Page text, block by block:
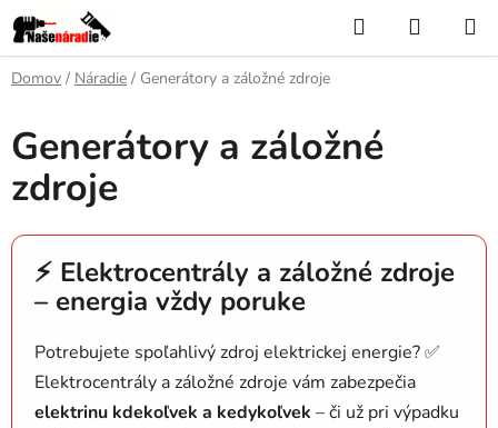
Prejsť
na
obsah
Hľadať
KOŠÍK
Domov / Náradie / Generátory a záložné zdroje
Generátory a záložné
zdroje
⚡ Elektrocentrály a záložné zdroje
– energia vždy poruke
Potrebujete spoľahlivý zdroj elektrickej energie? ✅
Elektrocentrály a záložné zdroje vám zabezpečia
elektrinu kdekoľvek a kedykoľvek – či už pri výpadku